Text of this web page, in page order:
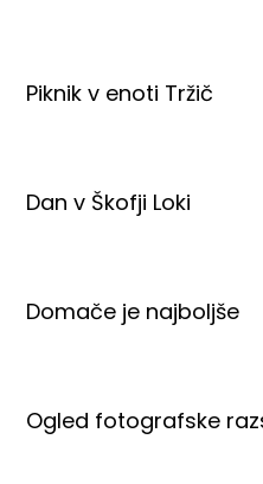
Piknik v enoti Tržič
Dan v Škofji Loki
Domače je najboljše
Ogled fotografske